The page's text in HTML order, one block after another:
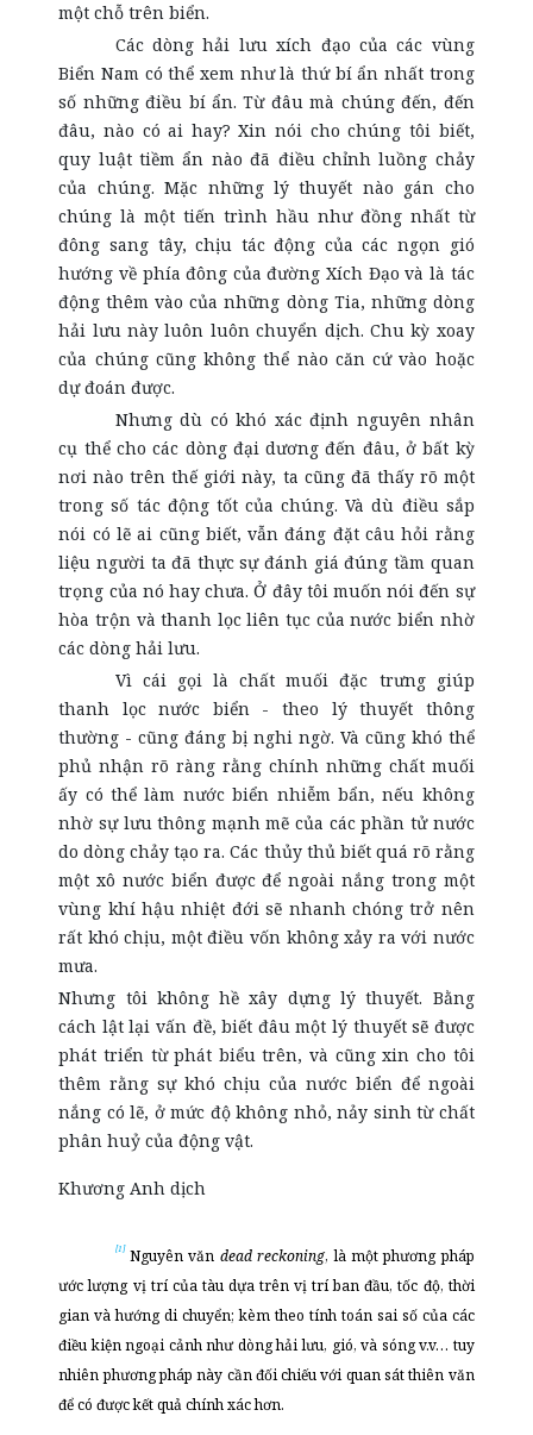
một chỗ trên biển.
Các dòng hải lưu xích đạo của các vùng
Biển Nam có thể xem như là thứ bí ẩn nhất trong
số những điều bí ẩn. Từ đâu mà chúng đến, đến
đâu, nào có ai hay? Xin nói cho chúng tôi biết,
quy luật tiềm ẩn nào đã điều chỉnh luồng chảy
của chúng. Mặc những lý thuyết nào gán cho
chúng là một tiến trình hầu như đồng nhất từ
đông sang tây, chịu tác động của các ngọn gió
hướng về phía đông của đường Xích Đạo và là tác
động thêm vào của những dòng Tia, những dòng
hải lưu này luôn luôn chuyển dịch. Chu kỳ xoay
của chúng cũng không thể nào căn cứ vào hoặc
dự đoán được.
Nhưng dù có khó xác định nguyên nhân
cụ thể cho các dòng đại dương đến đâu, ở bất kỳ
nơi nào trên thế giới này, ta cũng đã thấy rõ một
trong số tác động tốt của chúng. Và dù điều sắp
nói có lẽ ai cũng biết, vẫn đáng đặt câu hỏi rằng
liệu người ta đã thực sự đánh giá đúng tầm quan
trọng của nó hay chưa. Ở đây tôi muốn nói đến sự
hòa trộn và thanh lọc liên tục của nước biển nhờ
các dòng hải lưu.
Vì cái gọi là chất muối đặc trưng giúp
thanh lọc nước biển - theo lý thuyết thông
thường - cũng đáng bị nghi ngờ. Và cũng khó thể
phủ nhận rõ ràng rằng chính những chất muối
ấy có thể làm nước biển nhiễm bẩn, nếu không
nhờ sự lưu thông mạnh mẽ của các phần tử nước
do dòng chảy tạo ra. Các thủy thủ biết quá rõ rằng
một xô nước biển được để ngoài nắng trong một
vùng khí hậu nhiệt đới sẽ nhanh chóng trở nên
rất khó chịu, một điều vốn không xảy ra với nước
mưa.
Nhưng tôi không hề xây dựng lý thuyết. Bằng
cách lật lại vấn đề, biết đâu một lý thuyết sẽ được
phát triển từ phát biểu trên, và cũng xin cho tôi
thêm rằng sự khó chịu của nước biển để ngoài
nắng có lẽ, ở mức độ không nhỏ, nảy sinh từ chất
phân huỷ của động vật.
Khương Anh dịch
[1]Nguyên văn dead reckoning, là một phương pháp
ước lượng vị trí của tàu dựa trên vị trí ban đầu, tốc độ, thời
gian và hướng di chuyển; kèm theo tính toán sai số của các
điều kiện ngoại cảnh như dòng hải lưu, gió, và sóng v.v… tuy
nhiên phương pháp này cần đối chiếu với quan sát thiên văn
để có được kết quả chính xác hơn.